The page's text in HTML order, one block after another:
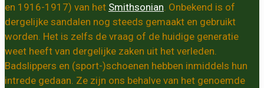
en 1916-1917) van het Smithsonian . Onbekend is of
dergelijke sandalen nog steeds gemaakt en gebruikt
worden. Het is zelfs de vraag of de huidige generatie
weet heeft van dergelijke zaken uit het verleden.
Badslippers en (sport-)schoenen hebben inmiddels hun
intrede gedaan. Ze zijn ons behalve van het genoemde